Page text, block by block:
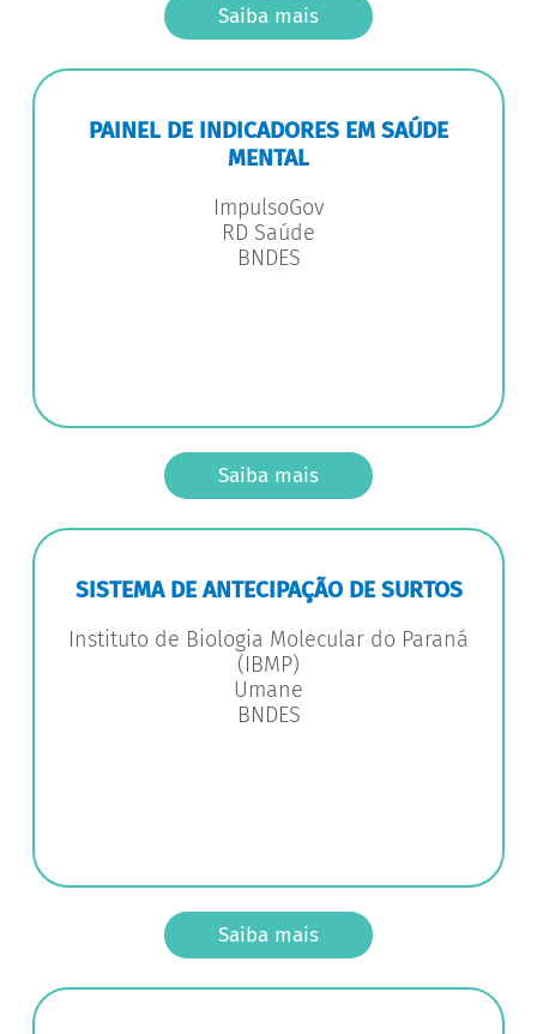
Saiba mais
PAINEL DE INDICADORES EM SAÚDE
MENTAL
ImpulsoGov
RD Saúde
BNDES
Saiba mais
SISTEMA DE ANTECIPAÇÃO DE SURTOS
Instituto de Biologia Molecular do Paraná
(IBMP)
Umane
BNDES
Saiba mais